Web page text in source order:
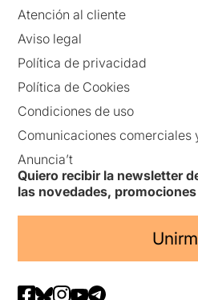
Atención al cliente
Aviso legal
Política de privacidad
Política de Cookies
Condiciones de uso
Comunicaciones comerciales
Anuncia’t
Quiero recibir la newsletter
las novedades,